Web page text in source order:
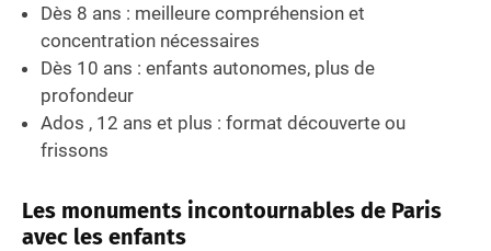
Dès 8 ans : meilleure compréhension et
concentration nécessaires
Dès 10 ans : enfants autonomes, plus de
profondeur
Ados , 12 ans et plus : format découverte ou
frissons
Les monuments incontournables de Paris
avec les enfants